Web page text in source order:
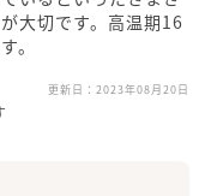
大切です。高温期16
。
更新日： 2023年08月20日